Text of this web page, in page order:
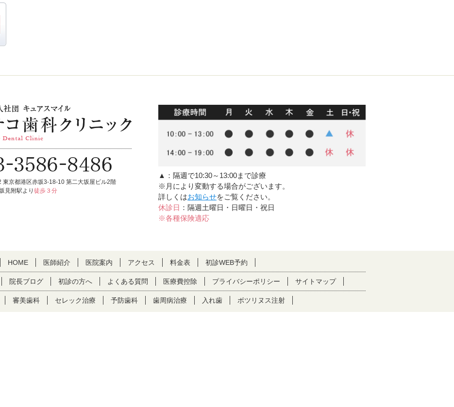
東京都港区赤坂3-18-10 第二大坂屋ビル2階
見附駅より 徒歩３分
▲ ：隔週で10:30～13:00まで診療
※月により変動する場合がございます。
詳しくはお知らせをご覧ください。
休診日 ：隔週土曜日・日曜日・祝日
※各種保険適応
HOME 医師紹介 医院案内 アクセス 料金表 初診WEB予約
院長ブログ 初診の方へ よくある質問 医療費控除 プライバシーポリシー サイトマップ
審美歯科 セレック治療 予防歯科 歯周病治療 入れ歯 ボツリヌス注射